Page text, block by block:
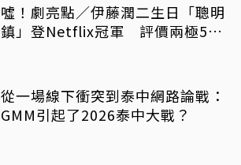
噓！劇亮點／伊藤潤二生日「聰明
鎮」登Netflix冠軍 評價兩極5大
從一場線下衝突到泰中網路論戰：
GMM引起了2026泰中大戰？